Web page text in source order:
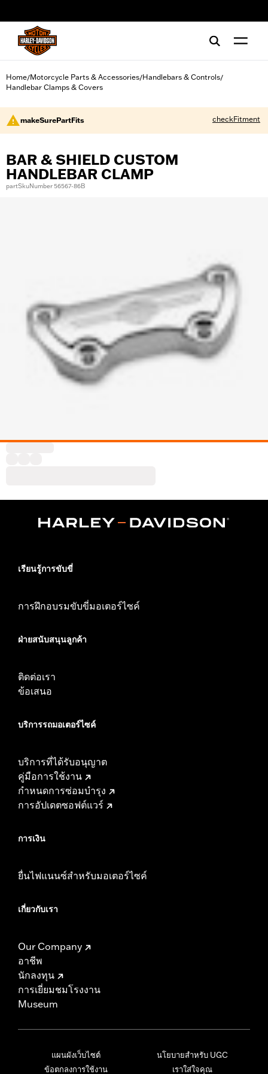
Home/Motorcycle Parts & Accessories/Handlebars & Controls/
Handlebar Clamps & Covers
makeSurePartFits checkFitment
BAR & SHIELD CUSTOM
HANDLEBAR CLAMP
partSkuNumber 56567-86B
เรียนรู้การขับขี่
การฝึกอบรมขับขี่มอเตอร์ไซค์
ฝ่ายสนับสนุนลูกค้า
ติดต่อเรา
ข้อเสนอ
บริการรถมอเตอร์ไซค์​
บริการที่ได้รับอนุญาต
คู่มือการใช้งาน
กำหนดการซ่อมบำรุง
การอัปเดตซอฟต์แวร์
การเงิน
ยื่นไฟแนนซ์สำหรับมอเตอร์ไซค์
เกี่ยวกับเรา
Our Company
อาชีพ
นักลงทุน
การเยี่ยมชมโรงงาน
Museum
แผนผังเว็บไซต์
ข้อตกลงการใช้งาน
นโยบายสำหรับ UGC
เราใส่ใจคุณ